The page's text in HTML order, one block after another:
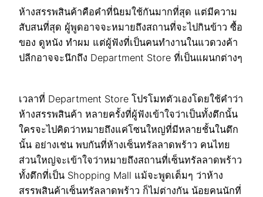
ห้างสรรพสินค้าคือคำที่นิยมใช้กันมากที่สุด แต่มีความ
สับสนที่สุด ผู้พูดอาจจะหมายถึงสถานที่จะไปกินข้าว ซื้อ
ของ ดูหนัง ทำผม แต่ผู้ฟังที่เป็นคนทำงานในแวดวงค้า
ปลีกอาจจะนึกถึง Department Store ที่เป็นแผนกต่างๆ
เวลาที่ Department Store โปรโมทตัวเองโดยใช้คำว่า
ห้างสรรพสินค้า หลายครั้งที่ผู้ฟังเข้าใจว่าเป็นทั้งตึกนั้น
ใครจะไปคิดว่าหมายถึงแค่โซนใหญ่ที่มีหลายชั้นในตึก
นั้น อย่างเช่น พบกันที่ห้างเซ็นทรัลลาดพร้าว คนไทย
ส่วนใหญ่จะเข้าใจว่าหมายถึงสถานที่เซ็นทรัลลาดพร้าว
ทั้งตึกที่เป็น Shopping Mall แม้จะพูดเต็มๆ ว่าห้าง
สรรพสินค้าเซ็นทรัลลาดพร้าว ก็ไม่ต่างกัน น้อยคนนักที่